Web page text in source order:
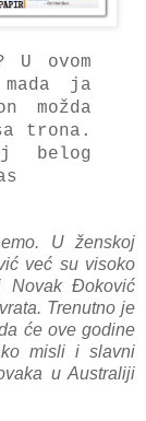
ovom
ja
možda
trona.
belog
U ženskoj
već su visoko
Novak Đoković
Trenutno je
će ove godine
misli i slavni
u Australiji